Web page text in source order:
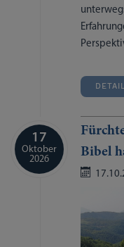
17
Oktober
2026
Bibel